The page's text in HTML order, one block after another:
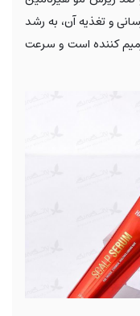
و تغذیه آن، به رشد
کننده است و سرعت